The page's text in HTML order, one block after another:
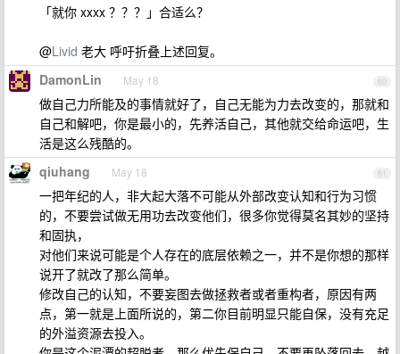
「就你 xxxx ？？？」合适么？
@Livid 老大 呼吁折叠上述回复。
60
DamonLin May 18
做自己力所能及的事情就好了，自己无能为力去改变的，那就和
自己和解吧，你是最小的，先养活自己，其他就交给命运吧，生
活是这么残酷的。
61
qiuhang May 18
一把年纪的人，非大起大落不可能从外部改变认知和行为习惯
的，不要尝试做无用功去改变他们，很多你觉得莫名其妙的坚持
和固执，
对他们来说可能是个人存在的底层依赖之一，并不是你想的那样
说开了就改了那么简单。
修改自己的认知，不要妄图去做拯救者或者重构者，原因有两
点，第一就是上面所说的，第二你目前明显只能自保，没有充足
的外溢资源去投入。